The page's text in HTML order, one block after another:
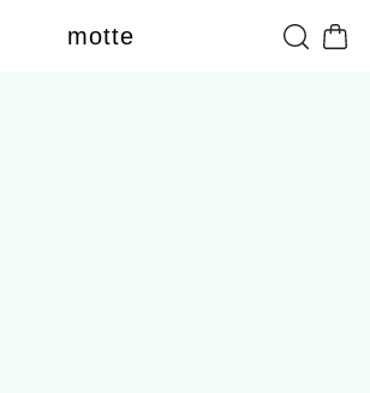
motte